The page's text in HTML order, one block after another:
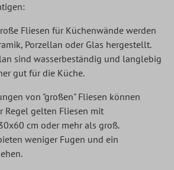
Fliesen für Küchenwände werden
Porzellan oder Glas hergestellt.
sind wasserbeständig und langlebig
gut für die Küche.
von "großen" Fliesen können
Regel gelten Fliesen mit
cm oder mehr als groß.
weniger Fugen und ein